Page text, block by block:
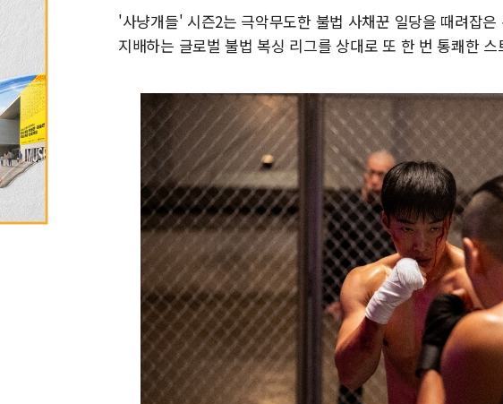
'사냥개들' 시즌2는 극악무도한 불법 사채꾼 일당을 때려잡
지배하는 글로벌 불법 복싱 리그를 상대로 또 한 번 통쾌한